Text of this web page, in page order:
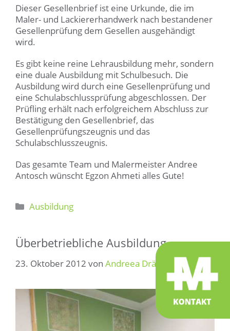
Dieser Gesellenbrief ist eine Urkunde, die im
Maler- und Lackiererhandwerk nach bestandener
Gesellenprüfung dem Gesellen ausgehändigt
wird.
Es gibt keine reine Lehrausbildung mehr, sondern
eine duale Ausbildung mit Schulbesuch. Die
Ausbildung wird durch eine Gesellenprüfung und
eine Schulabschlussprüfung abgeschlossen. Der
Prüfling erhält nach erfolgreichem Abschluss zur
Bestätigung den Gesellenbrief, das
Gesellenprüfungszeugnis und das
Schulabschlusszeugnis.
Das gesamte Team und Malermeister Andree
Antosch wünscht Egzon Ahmeti alles Gute!
Kategorien
Ausbildung
Überbetriebliche Ausbildung
23. Oktober 2012 von Andreea Dräger